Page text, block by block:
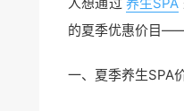
的夏季优惠价目——
一、夏季养生SPA